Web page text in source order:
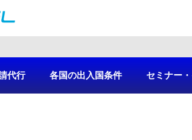
代行 各国の出入国条件 セミナー